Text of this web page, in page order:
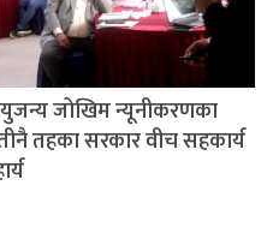
जोखिम न्यूनीकरणका
तहका सरकार वीच सहकार्य